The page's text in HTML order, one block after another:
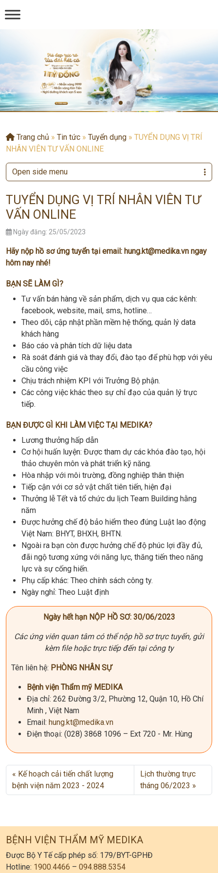
Trang chủ » Tin tức » Tuyển dụng » TUYỂN DỤNG VỊ TRÍ
NHÂN VIÊN TƯ VẤN ONLINE
TUYỂN DỤNG VỊ TRÍ NHÂN VIÊN TƯ
VẤN ONLINE
Ngày đăng: 25/05/2023
Hãy nộp hồ sơ ứng tuyển tại email: hung.kt@medika.vn ngay
hôm nay nhé!
BẠN SẼ LÀM GÌ?
Tư vấn bán hàng về sản phẩm, dịch vụ qua các kênh:
facebook, website, mail, sms, hotline…
Theo dõi, cập nhật phần mềm hệ thống, quản lý data
khách hàng
Báo cáo và phân tích dữ liệu data
Rà soát đánh giá và thay đổi, đào tạo để phù hợp với yêu
cầu công việc
Chịu trách nhiệm KPI với Trưởng Bộ phận.
Các công việc khác theo sự chỉ đạo của quản lý trực
tiếp.
BẠN ĐƯỢC GÌ KHI LÀM VIỆC TẠI MEDIKA?
Lương thưởng hấp dẫn
Cơ hội huấn luyện: Được tham dự các khóa đào tạo, hội
thảo chuyên môn và phát triển kỹ năng.
Hòa nhập với môi trường, đồng nghiệp thân thiện
Tiếp cận với cơ sở vật chất tiên tiến, hiện đại
Thưởng lễ Tết và tổ chức du lịch Team Building hằng
năm
Được hưởng chế độ bảo hiểm theo đúng Luật lao động
Việt Nam: BHYT, BHXH, BHTN.
Ngoài ra bạn còn được hưởng chế độ phúc lợi đầy đủ,
đãi ngộ tương xứng với năng lực, thăng tiến theo năng
lực và sự cống hiến.
Phụ cấp khác: Theo chính sách công ty.
Ngày nghỉ: Theo Luật định
Ngày hết hạn NỘP HỒ SƠ: 30/06/2023
Các ứng viên quan tâm có thể nộp hồ sơ trực tuyến, gửi
kèm file hoặc trực tiếp đến tại công ty
Tên liên hệ: PHÒNG NHÂN SỰ
Bệnh viện Thẩm mỹ MEDIKA
Địa chỉ: 262 Đường 3/2, Phường 12, Quận 10, Hồ Chí
Minh , Việt Nam
Email: hung.kt@medika.vn
Điện thoại: (028) 3868 1096 – Ext 720 - Mr. Hùng
Kế hoạch cải tiến chất lượng
bệnh viện năm 2023 - 2024
Lịch thường trực
tháng 06/2023
Open side menu
BỆNH VIỆN THẨM MỸ MEDIKA
Được Bộ Y Tế cấp phép số: 179/BYT-GPHĐ
Hotline: 1900.4466 – 094.888.5354